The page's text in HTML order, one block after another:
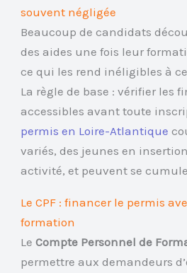
souvent négligée
Beaucoup de candidats
des aides une fois leur
ce qui les rend inéligibles à
La règle de base : vérifier les
accessibles avant toute
permis en Loire-Atlantique
variés, des jeunes en
activité, et peuvent se
Le CPF : financer le permis
formation
LeCompte Personnel de
permettre aux demandeurs